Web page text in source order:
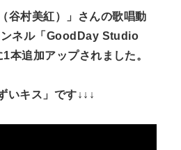
谷村美紅）
」さんの歌唱動
ネル「GoodDay Studio
本追加アップされました。
いキス」です↓↓↓